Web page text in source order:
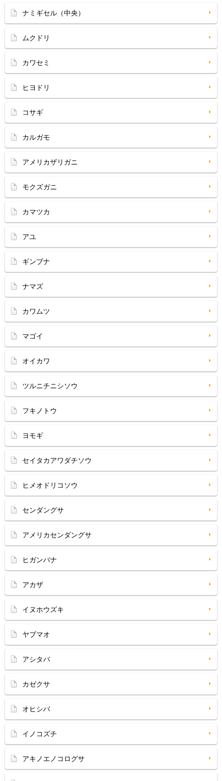
ナミギセル（中央）
ムクドリ
カワセミ
ヒヨドリ
コサギ
カルガモ
アメリカザリガニ
モクズガニ
カマツカ
アユ
ギンブナ
ナマズ
カワムツ
マゴイ
オイカワ
ツルニチニシソウ
フキノトウ
ヨモギ
セイタカアワダチソウ
ヒメオドリコソウ
センダングサ
アメリカセンダングサ
ヒガンバナ
アカザ
イヌホウズキ
ヤブマオ
アシタバ
カゼクサ
オヒシバ
イノコズチ
アキノエノコログサ